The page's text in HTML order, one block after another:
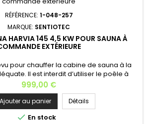
RÉFÉRENCE: 1-048-257
MARQUE: SENTIOTEC
HARVIA 145 4,5 KW POUR SAUNA À
EXTÉRIEURE
pour chauffer la cabine de sauna à la
Il est interdit d’utiliser le poêle à
la puissance du poêle est adaptée à la
un sauna correctement isolé atteint la
en une heure environ.Les pierres du
généralement à bonne température en
même temps que le...
Prix
999,00 €
Ajouter au panier Détails
 En stock